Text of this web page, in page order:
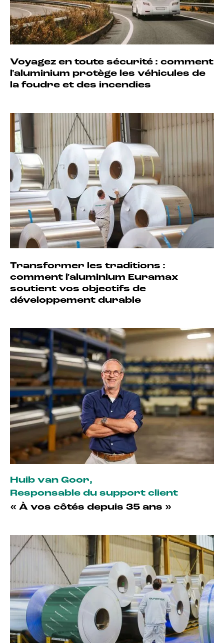
Voyagez en toute sécurité : comment
l'aluminium protège les véhicules de
la foudre et des incendies
Transformer les traditions :
comment l'aluminium Euramax
soutient vos objectifs de
développement durable
Huib van Goor,
Responsable du support client
« À vos côtés depuis 35 ans »